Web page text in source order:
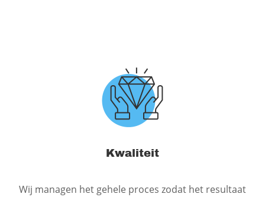
Kwaliteit
Wij managen het gehele proces zodat het resultaat